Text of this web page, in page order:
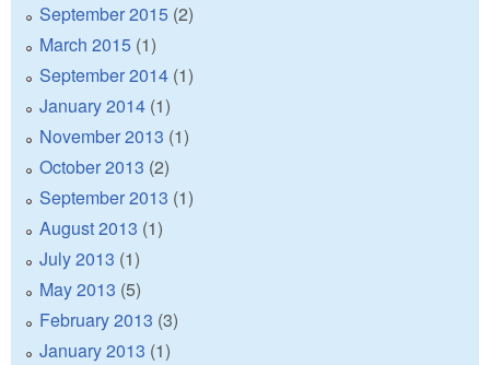
September 2015 (2)
March 2015 (1)
September 2014 (1)
January 2014 (1)
November 2013 (1)
October 2013 (2)
September 2013 (1)
August 2013 (1)
July 2013 (1)
May 2013 (5)
February 2013 (3)
January 2013 (1)